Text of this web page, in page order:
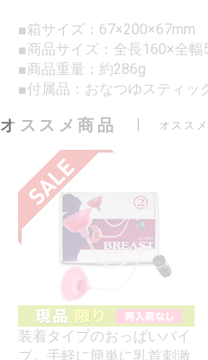
■箱サイズ：67×200×67mm
■商品サイズ：全長160×全
■商品重量：約286g
■付属品：おなつゆスティッ
オススメ商品 オスス
装着タイプのおっぱいバイ
ブ。手軽に簡単に乳首刺激